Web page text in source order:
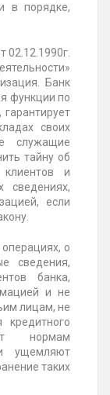
в порядке,
02.12.1990г.
Банк
функции по
своих
служащие
тайну об
и
сведениях,
если
о
сведения,
банка,
и не
лицам, не
нормам
и ущемляют
таких